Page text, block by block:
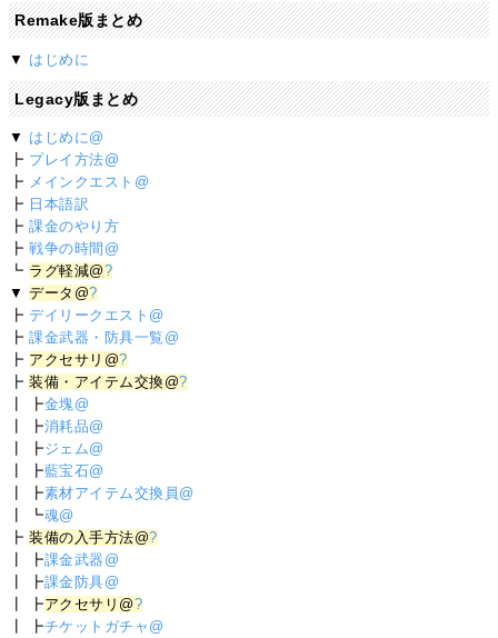
Remake版まとめ
▼ はじめに
Legacy版まとめ
▼ はじめに@
┣ プレイ方法@
┣ メインクエスト@
┣ 日本語訳
┣課金のやり方
┣戦争の時間@
┗ ラグ軽減@?
▼データ@?
┣デイリークエスト@
┣課金武器・防具一覧@
┣ アクセサリ@?
┣装備・アイテム交換@?
┃ ┣金塊@
┃ ┣消耗品@
┃ ┣ジェム@
┃ ┣藍宝石@
┃ ┣素材アイテム交換員@
┃ ┗魂@
┣装備の入手方法@?
┃ ┣課金武器@
┃ ┣課金防具@
┃ ┣アクセサリ@?
┃ ┣チケットガチャ@